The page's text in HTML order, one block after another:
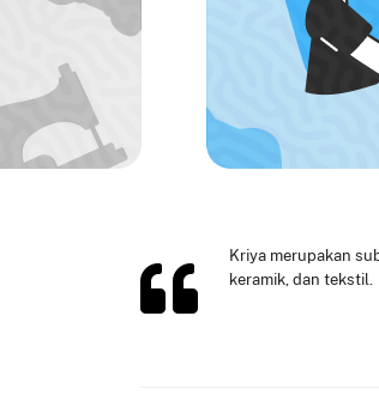
Kriya merupakan
keramik, dan tekstil.